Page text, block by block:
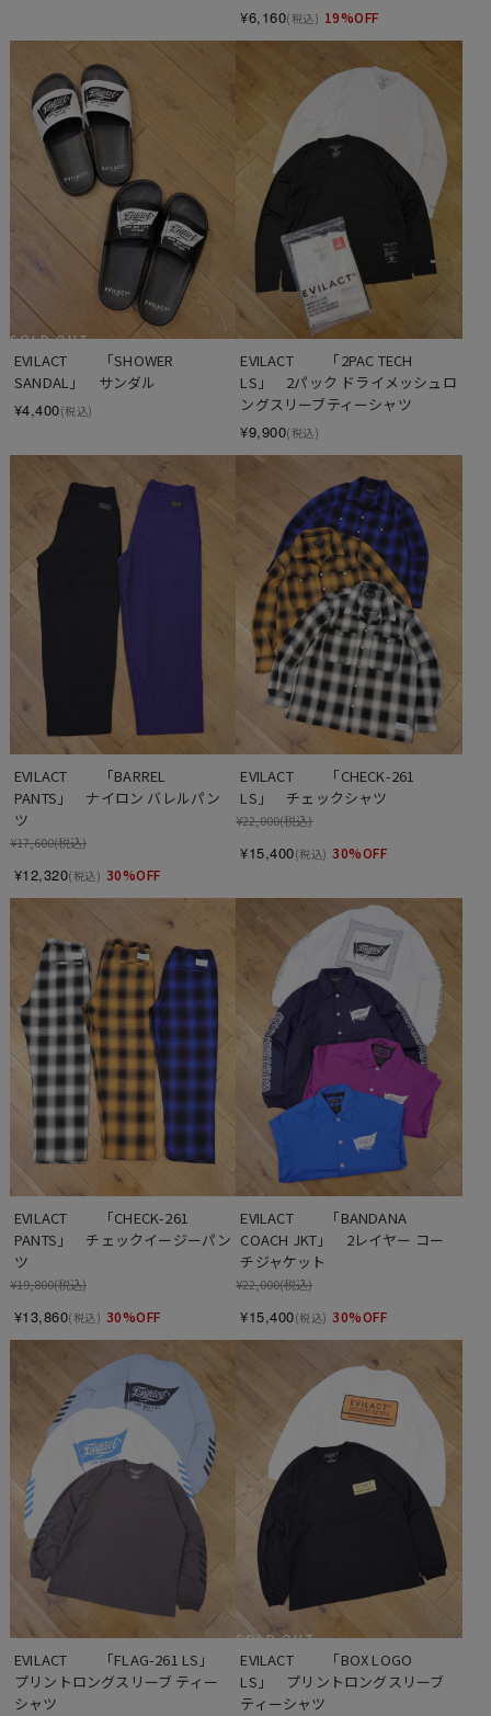
¥6,160(税込) 19%OFF
SOLD OUT
EVILACT 　　「SHOWER
SANDAL」　サンダル
¥4,400(税込)
EVILACT 　　「2PAC TECH
LS」　2パック ドライメッシュロ
ングスリーブティーシャツ
¥9,900(税込)
EVILACT 　　「BARREL
PANTS」　ナイロン バレルパン
ツ
¥17,600(税込)
¥12,320(税込) 30%OFF
EVILACT 　　「CHECK-261
LS」　チェックシャツ
¥22,000(税込)
¥15,400(税込) 30%OFF
EVILACT 　　「CHECK-261
PANTS」　チェックイージーパン
ツ
¥19,800(税込)
¥13,860(税込) 30%OFF
EVILACT 　　「BANDANA
COACH JKT」　2レイヤー コー
チジャケット
¥22,000(税込)
¥15,400(税込) 30%OFF
EVILACT 　　「FLAG-261 LS」
プリントロングスリーブ ティー
シャツ
SOLD OUT
EVILACT 　　「BOX LOGO
LS」　プリントロングスリーブ
ティーシャツ